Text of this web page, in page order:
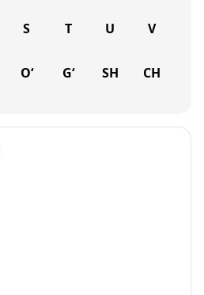
S T U V
O‘ G‘ SH CH